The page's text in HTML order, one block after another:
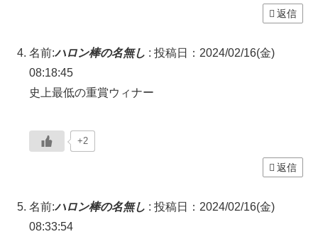
返信
名前:ハロン棒の名無し : 投稿日：2024/02/16(金)
08:18:45
史上最低の重賞ウィナー
+2
返信
名前:ハロン棒の名無し : 投稿日：2024/02/16(金)
08:33:54